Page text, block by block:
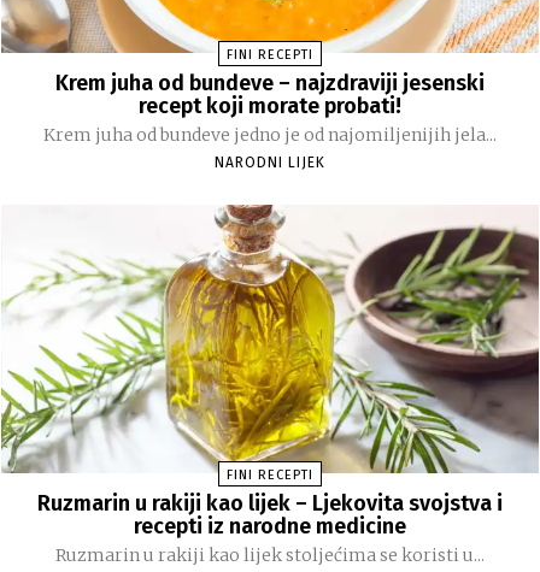
FINI RECEPTI
Krem juha od bundeve – najzdraviji jesenski
recept koji morate probati!
Krem juha od bundeve jedno je od najomiljenijih jela...
NARODNI LIJEK
FINI RECEPTI
Ruzmarin u rakiji kao lijek – Ljekovita svojstva i
recepti iz narodne medicine
Ruzmarin u rakiji kao lijek stoljećima se koristi u...